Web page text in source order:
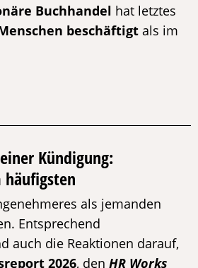
Buchhandel hat letztes
beschäftigt als im
Kündigung:
häufigsten
als jemanden
Entsprechend
auch die Reaktionen darauf,
2026, den HR Works